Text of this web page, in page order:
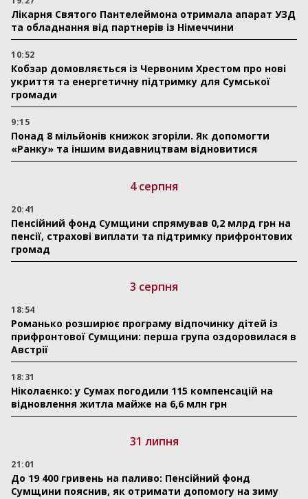
Лікарня Святого Пантелеймона отримала апарат УЗД
та обладнання від партнерів із Німеччини
10:52
Кобзар домовляється із Червоним Хрестом про нові
укриття та енергетичну підтримку для Сумської
громади
9:15
Понад 8 мільйонів книжок згоріли. Як допомогти
«Ранку» та іншим видавництвам відновитися
4 серпня
20:41
Пенсійний фонд Сумщини спрямував 0,2 млрд грн на
пенсії, страхові виплати та підтримку прифронтових
громад
3 серпня
18:54
Романько розширює програму відпочинку дітей із
прифронтової Сумщини: перша група оздоровилася в
Австрії
18:31
Ніколаєнко: у Сумах погодили 115 компенсацій на
відновлення житла майже на 6,6 млн грн
31 липня
21:01
До 19 400 гривень на паливо: Пенсійний фонд
Сумщини пояснив, як отримати допомогу на зиму